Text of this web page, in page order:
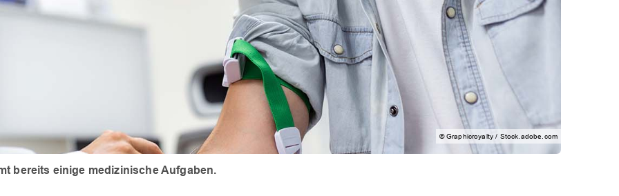
© Graphicroyalty / Stock.adobe.com
bereits einige medizinische Aufgaben.